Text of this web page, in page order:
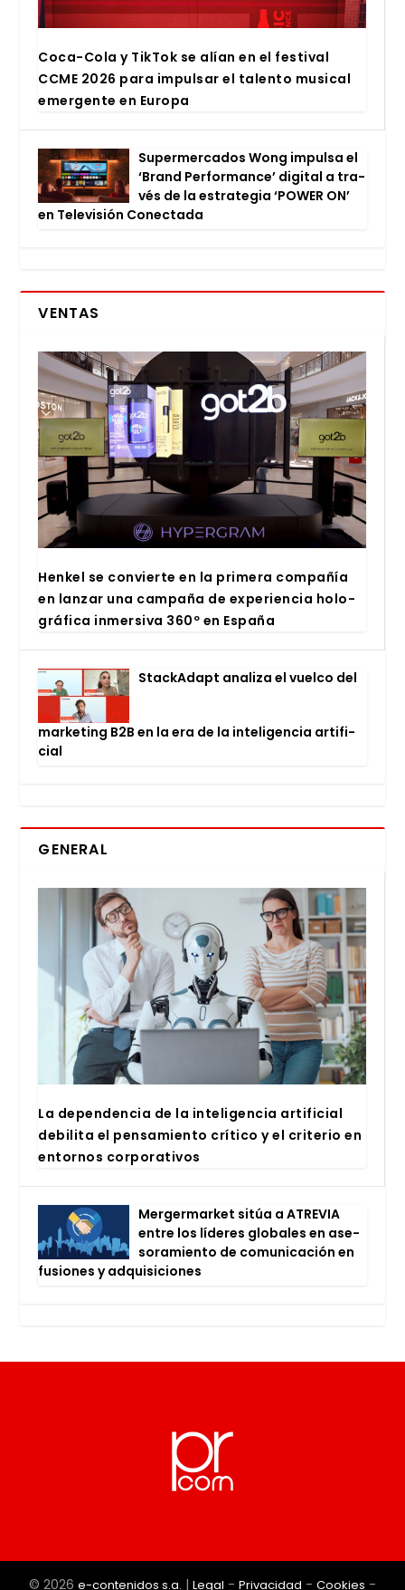
Coca-Cola y Tik­Tok se alían en el fes­ti­val
CCME 2026 para impul­sar el talen­to musi­cal
emer­gen­te en Euro­pa
Super­mer­ca­dos Wong impul­sa el
‘Brand Per­for­man­ce’ digi­tal a tra­
vés de la estra­te­gia ‘POWER ON’
en Tele­vi­sión Conec­ta­da
VENTAS
Hen­kel se con­vier­te en la pri­me­ra com­pa­ñía
en lan­zar una cam­pa­ña de expe­rien­cia holo­
grá­fi­ca inmer­si­va 360º en Espa­ña
Stac­kA­dapt ana­li­za el vuel­co del
mar­ke­ting B2B en la era de la inte­li­gen­cia arti­fi­
cial
GENERAL
La depen­den­cia de la inte­li­gen­cia arti­fi­cial
debi­li­ta el pen­sa­mien­to crí­ti­co y el cri­te­rio en
entor­nos cor­po­ra­ti­vos
Mer­ger­mar­ket sitúa a ATRE­VIA
entre los líde­res glo­ba­les en ase­
so­ra­mien­to de comu­ni­ca­ción en
fusio­nes y adqui­si­cio­nes
© 2026 e-contenidos s.a. | Legal - Privacidad - Cookies -